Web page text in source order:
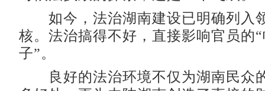
如今，法治湖南建设已明确列入
核。法治搞得不好，直接影响官员的
子”。
良好的法治环境不仅为湖南民众